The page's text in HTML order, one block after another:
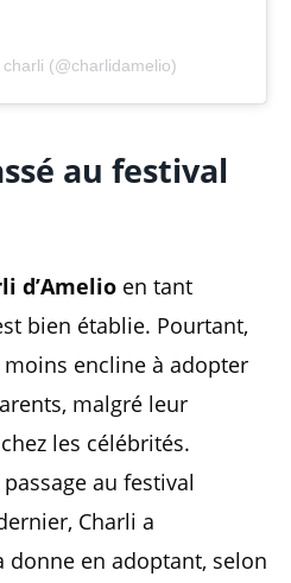
(@charlidamelio)
au festival
d’Amelio en tant
bien établie. Pourtant,
encline à adopter
malgré leur
les célébrités.
au festival
Charli a
donne en adoptant, selon